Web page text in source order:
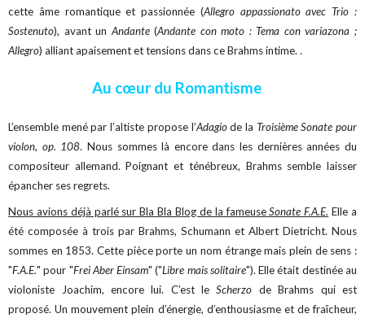
cette âme romantique et passionnée (Allegro appassionato avec Trio :
Sostenuto), avant unAndante(Andante con moto : Tema con variazona ;
Allegro) alliant apaisement et tensions dans ce Brahms intime. .
Au cœur du Romantisme
L’ensemble mené par l’altiste propose l’Adagiode la Troisième Sonate pour
violon, op. 108. Nous sommes là encore dans les dernières années du
compositeur allemand. Poignant et ténébreux, Brahms semble laisser
épancher ses regrets.
Nous avions déjà parlé sur Bla Bla Blog de la fameuseSonate F.A.E. Elle a
été composée à trois par Brahms, Schumann et Albert Dietricht. Nous
sommes en 1853. Cette pièce porte un nom étrange mais plein de sens :
"F.A.E." pour "Frei Aber Einsam" ("Libre mais solitaire"). Elle était destinée au
violoniste Joachim, encore lui. C’est leScherzo de Brahms qui est
proposé. Un mouvement plein d’énergie, d’enthousiasme et de fraîcheur,